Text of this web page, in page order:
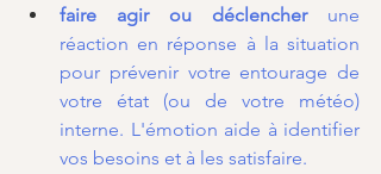
faire agir ou déclencher une
réaction en réponse à la situation
pour prévenir votre entourage de
votre état (ou de votre météo)
interne. L'émotion aide à identifier
vos besoins et à les satisfaire.